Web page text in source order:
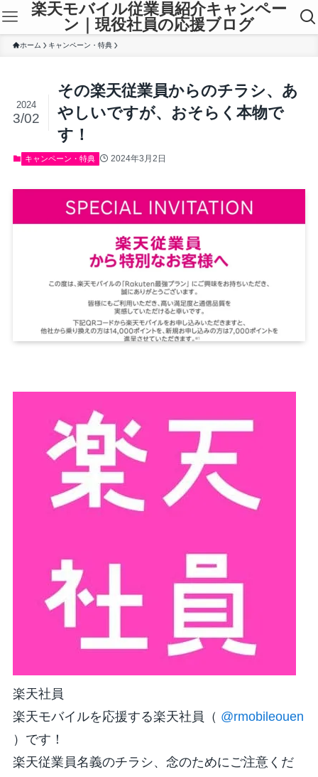
楽天モバイル従業員紹介キャンペー
ン｜現役社員の応援ブログ
ホーム キャンペーン・特典
その楽天従業員からのチラシ、あ
やしいですが、おそらく本物で
す！
2024
3/02
キャンペーン・特典 2024年3月2日
楽天社員
楽天モバイルを応援する楽天社員（ @rmobileouen
）です！
楽天従業員名義のチラシ、念のためにご注意くだ